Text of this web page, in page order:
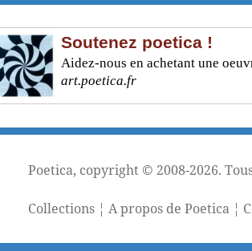
Soutenez poetica !
Aidez-nous en achetant une
art.poetica.fr
Poetica, copyright © 2008-2026.
Collections ¦A propos de Poetica ¦